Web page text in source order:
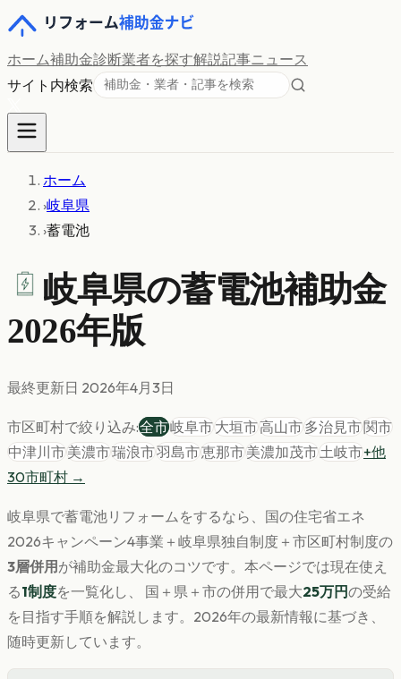
ホーム補助金診断業者を探す解説記事ニュース
サイト内検索
ホーム
›岐阜県
›蓄電池
岐阜県の蓄電池補助金
2026年版
最終更新日 2026年4月3日
市区町村で絞り込み:全市岐阜市大垣市高山市多治見市関市
中津川市美濃市瑞浪市羽島市恵那市美濃加茂市土岐市+他
30市町村 →
岐阜県で蓄電池リフォームをするなら、国の住宅省エネ
2026キャンペーン4事業＋ 岐阜県独自制度＋市区町村制度の
3層併用 が補助金最大化のコツです。 本ページでは現在使え
る1制度を一覧化し、 国＋県＋市の併用で最大25万円の受給
を目指す手順を解説します。 2026年の最新情報に基づき、
随時更新しています。